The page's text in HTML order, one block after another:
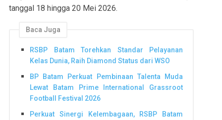
tanggal 18 hingga 20 Mei 2026.
Baca Juga
RSBP Batam Torehkan Standar Pelayanan
Kelas Dunia, Raih Diamond Status dari WSO
BP Batam Perkuat Pembinaan Talenta Muda
Lewat Batam Prime International Grassroot
Football Festival 2026
Perkuat Sinergi Kelembagaan, RSBP Batam